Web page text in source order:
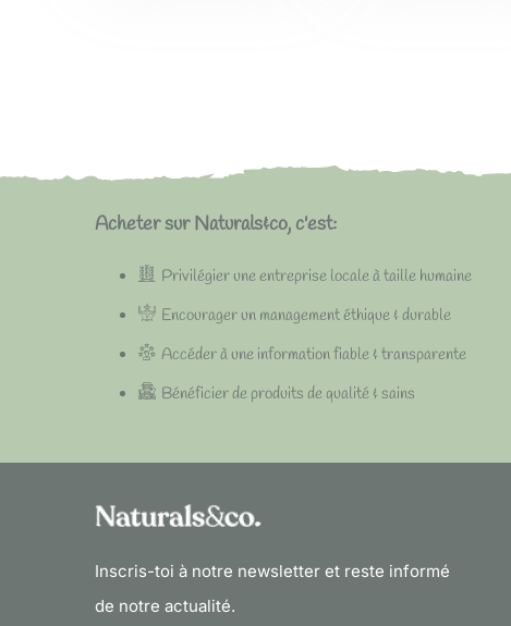
Acheter sur Naturals&co, c'est:
Privilégier une entreprise locale à taille humaine
Encourager un management éthique & durable
Accéder à une information fiable & transparente
Bénéficier de produits de qualité & sains
Inscris-toi à notre newsletter et reste informé
de notre actualité.